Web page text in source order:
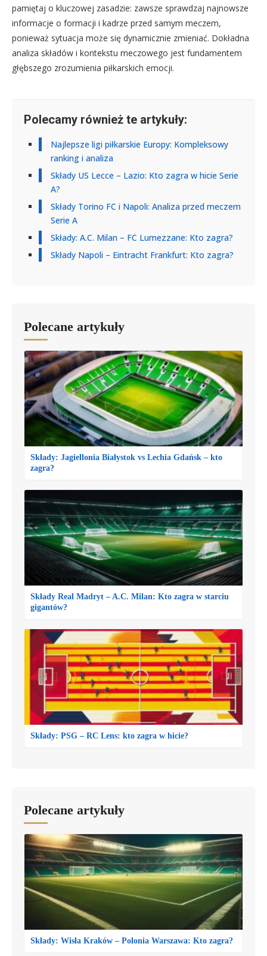
pamiętaj o kluczowej zasadzie: zawsze sprawdzaj najnowsze
informacje o formacji i kadrze przed samym meczem,
ponieważ sytuacja może się dynamicznie zmieniać. Dokładna
analiza składów i kontekstu meczowego jest fundamentem
głębszego zrozumienia piłkarskich emocji.
Polecamy również te artykuły:
Najlepsze ligi piłkarskie Europy: Kompleksowy
ranking i analiza
Składy US Lecce – Lazio: Kto zagra w hicie Serie
A?
Składy Torino FC i Napoli: Analiza przed meczem
Serie A
Składy: A.C. Milan – FC Lumezzane: Kto zagra?
Składy Napoli – Eintracht Frankfurt: Kto zagra?
Polecane artykuły
Składy: Jagiellonia Białystok vs Lechia Gdańsk – kto
zagra?
Składy Real Madryt – A.C. Milan: Kto zagra w starciu
gigantów?
Składy: PSG – RC Lens: kto zagra w hicie?
Polecane artykuły
Składy: Wisła Kraków – Polonia Warszawa: Kto zagra?